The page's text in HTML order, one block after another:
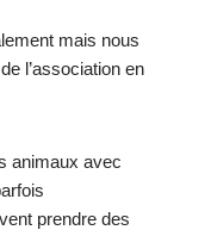
mais nous
l’association en
animaux avec
prendre des